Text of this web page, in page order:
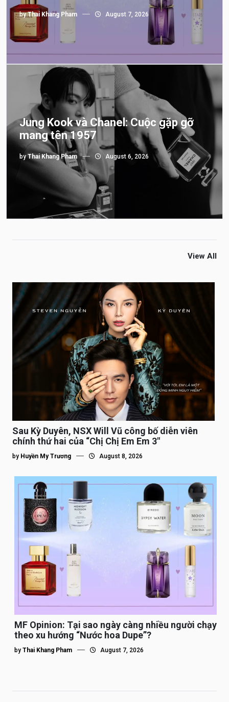
byThai Khang Pham August 7, 2026
Jung Kook và Chanel: Cuộc gặp gỡ
mang tên 1957
byThai Khang Pham August 6, 2026
View All
Sau Kỳ Duyên, NSX Will Vũ công bố diễn viên
chính thứ hai của “Chị Chị Em Em 3″
by Huyền My Trương August 8, 2026
MF Opinion: Tại sao ngày càng nhiều người chạy
theo xu hướng “Nước hoa Dupe”?
by Thai Khang Pham August 7, 2026